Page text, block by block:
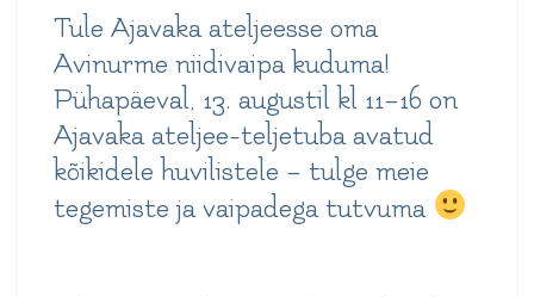
Tule Ajavaka ateljeesse oma
Avinurme niidivaipa kuduma!
Pühapäeval, 13. augustil kl 11–16 on
Ajavaka ateljee-teljetuba avatud
kõikidele huvilistele – tulge meie
tegemiste ja vaipadega tutvuma